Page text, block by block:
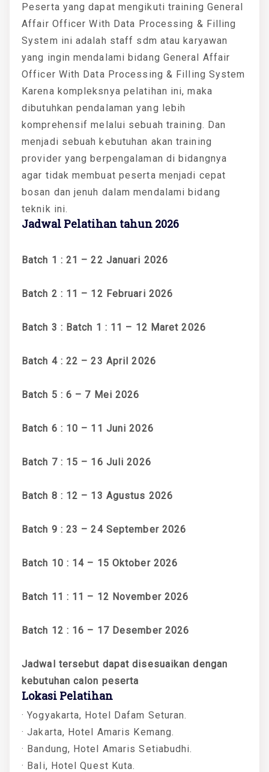
Peserta yang dapat mengikuti training General
Affair Officer With Data Processing & Filling
System ini adalah staff sdm atau karyawan
yang ingin mendalami bidang General Affair
Officer With Data Processing & Filling System
Karena kompleksnya pelatihan ini, maka
dibutuhkan pendalaman yang lebih
komprehensif melalui sebuah training. Dan
menjadi sebuah kebutuhan akan training
provider yang berpengalaman di bidangnya
agar tidak membuat peserta menjadi cepat
bosan dan jenuh dalam mendalami bidang
teknik ini.
Jadwal Pelatihan tahun 2026
Batch 1 : 21 – 22 Januari 2026
Batch 2 : 11 – 12 Februari 2026
Batch 3 : Batch 1 : 11 – 12 Maret 2026
Batch 4 : 22 – 23 April 2026
Batch 5 : 6 – 7 Mei 2026
Batch 6 : 10 – 11 Juni 2026
Batch 7 : 15 – 16 Juli 2026
Batch 8 : 12 – 13 Agustus 2026
Batch 9 : 23 – 24 September 2026
Batch 10 : 14 – 15 Oktober 2026
Batch 11 : 11 – 12 November 2026
Batch 12 : 16 – 17 Desember 2026
Jadwal tersebut dapat disesuaikan dengan
kebutuhan calon peserta
Lokasi Pelatihan
· Yogyakarta, Hotel Dafam Seturan.
· Jakarta, Hotel Amaris Kemang.
· Bandung, Hotel Amaris Setiabudhi.
· Bali, Hotel Quest Kuta.